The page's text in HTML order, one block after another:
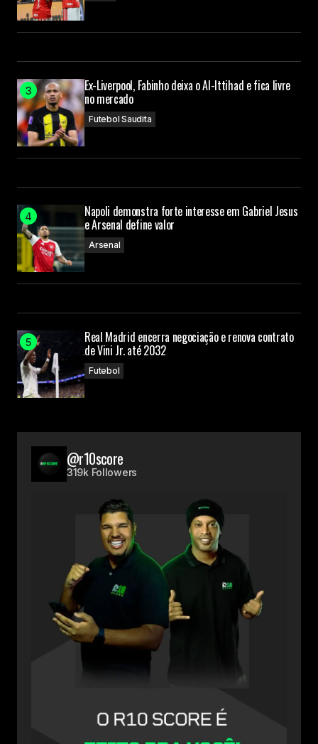
Ex-Liverpool, Fabinho deixa o Al-Ittihad e fica livre
no mercado
Futebol Saudita
Napoli demonstra forte interesse em Gabriel Jesus
e Arsenal define valor
Arsenal
Real Madrid encerra negociação e renova contrato
de Vini Jr. até 2032
Futebol
@r10score
319k Followers